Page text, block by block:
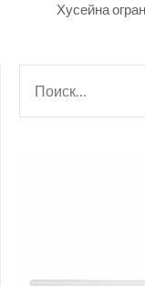
Хусейна